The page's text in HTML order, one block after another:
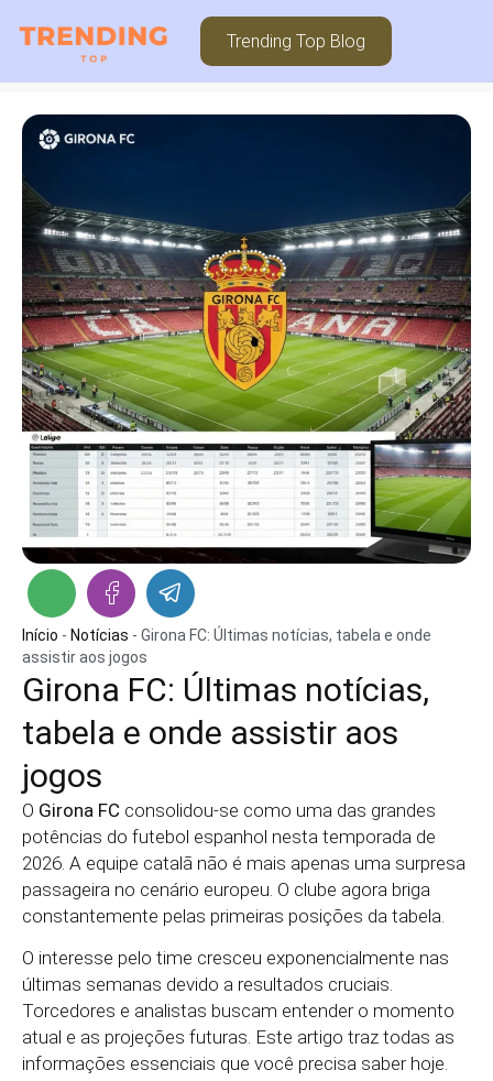
Trending Top Blog
Início - Notícias - Girona FC: Últimas notícias, tabela e onde
assistir aos jogos
Girona FC: Últimas notícias,
tabela e onde assistir aos
jogos
O Girona FC consolidou-se como uma das grandes
potências do futebol espanhol nesta temporada de
2026. A equipe catalã não é mais apenas uma surpresa
passageira no cenário europeu. O clube agora briga
constantemente pelas primeiras posições da tabela.
O interesse pelo time cresceu exponencialmente nas
últimas semanas devido a resultados cruciais.
Torcedores e analistas buscam entender o momento
atual e as projeções futuras. Este artigo traz todas as
informações essenciais que você precisa saber hoje.